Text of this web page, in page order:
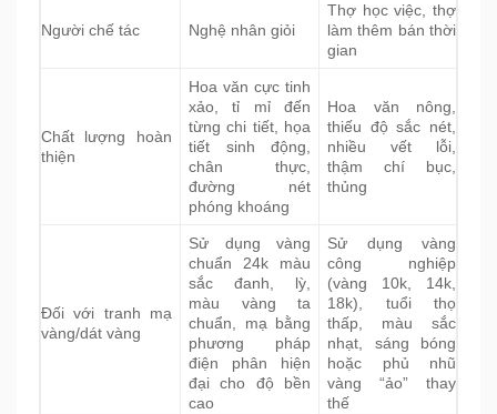
Người chế tác Nghệ nhân giỏi
Thợ học việc, thợ
làm thêm bán thời
gian
Chất lượng hoàn
thiện
Hoa văn cực tinh
xảo, tỉ mỉ đến
từng chi tiết, họa
tiết sinh động,
chân thực,
đường nét
phóng khoáng
Hoa văn nông,
thiếu độ sắc nét,
nhiều vết lỗi,
thậm chí bục,
thủng
Đối với tranh mạ
vàng/dát vàng
Sử dụng vàng
chuẩn 24k màu
sắc đanh, lỳ,
màu vàng ta
chuẩn, mạ bằng
phương pháp
điện phân hiện
đại cho độ bền
cao
Sử dụng vàng
công nghiệp
(vàng 10k, 14k,
18k), tuổi thọ
thấp, màu sắc
nhạt, sáng bóng
hoặc phủ nhũ
vàng “ảo” thay
thế